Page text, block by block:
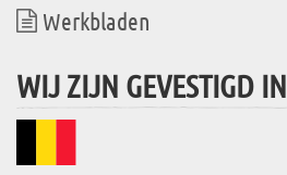
Werkbladen
WIJ ZIJN GEVESTIGD IN